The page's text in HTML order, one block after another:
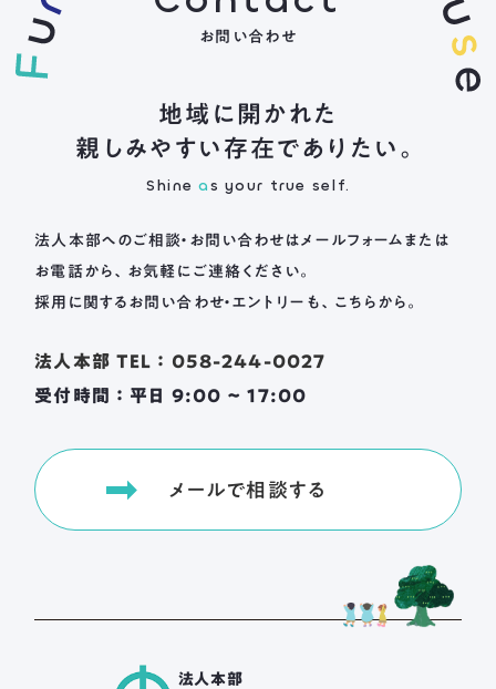
お問い合わせ
地域に開かれた
親しみやすい存在でありたい。
Shineas your true self.
法人本部へのご相談・お問い合わせはメールフォームまたは
お電話から、お気軽にご連絡ください。
採用に関するお問い合わせ・エントリーも、こちらから。
法人本部 TEL ： 058-244-0027
受付時間 ： 平日 9:00 ~ 17:00
メールで相談する
法人本部